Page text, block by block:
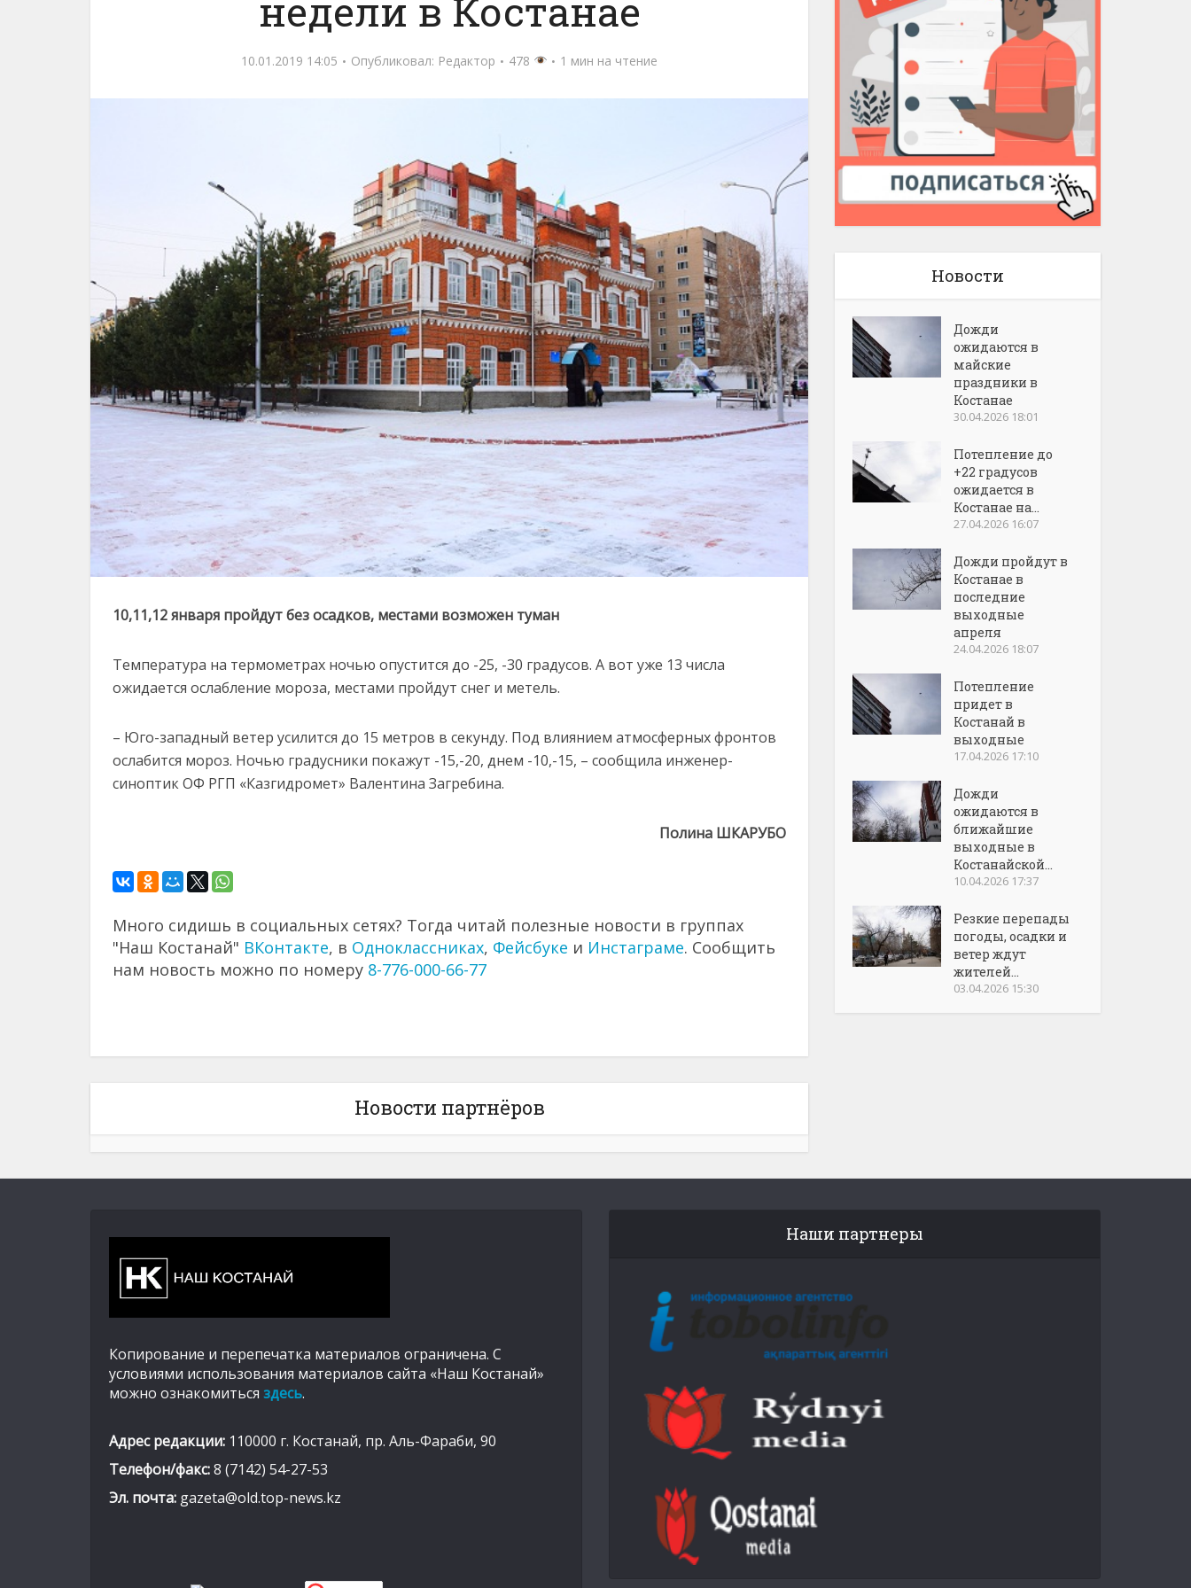
недели в Костанае
10.01.2019 14:05 Опубликовал: Редактор 478 1 мин на чтение
10,11,12 января пройдут без осадков, местами возможен туман
Температура на термометрах ночью опустится до -25, -30 градусов. А вот уже 13 числа
ожидается ослабление мороза, местами пройдут снег и метель.
– Юго-западный ветер усилится до 15 метров в секунду. Под влиянием атмосферных фронтов
ослабится мороз. Ночью градусники покажут -15,-20, днем -10,-15, – сообщила инженер-
синоптик ОФ РГП «Казгидромет» Валентина Загребина.
Полина ШКАРУБО
Много сидишь в социальных сетях? Тогда читай полезные новости в группах
"Наш Костанай" ВКонтакте, в Одноклассниках, Фейсбуке и Инстаграме. Сообщить
нам новость можно по номеру 8-776-000-66-77
Новости партнёров
Новости
Дожди
ожидаются в
майские
праздники в
Костанае
30.04.2026 18:01
Потепление до
+22 градусов
ожидается в
Костанае на...
27.04.2026 16:07
Дожди пройдут в
Костанае в
последние
выходные
апреля
24.04.2026 18:07
Потепление
придет в
Костанай в
выходные
17.04.2026 17:10
Дожди
ожидаются в
ближайшие
выходные в
Костанайской...
10.04.2026 17:37
Резкие перепады
погоды, осадки и
ветер ждут
жителей...
03.04.2026 15:30
Копирование и перепечатка материалов ограничена. С
условиями использования материалов сайта «Наш Костанай»
можно ознакомиться здесь.
Адрес редакции: 110000 г. Костанай, пр. Аль-Фараби, 90
Телефон/факс:8 (7142) 54-27-53
Эл. почта: gazeta@old.top-news.kz
Наши партнеры